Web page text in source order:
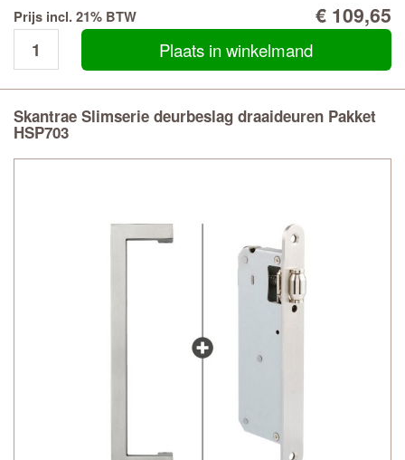
Prijs incl. 21% BTW
€ 109,65
Plaats in winkelmand
Skantrae Slimserie deurbeslag draaideuren Pakket
HSP703